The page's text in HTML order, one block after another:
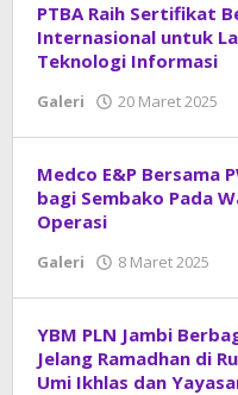
PTBA Raih Sertifikat
Internasional untuk
Teknologi Informasi
Galeri 20 Maret 2025
Medco E&P Bersama
bagi Sembako Pada
Operasi
Galeri 8 Maret 2025
YBM PLN Jambi
Jelang Ramadhan di
Umi Ikhlas dan